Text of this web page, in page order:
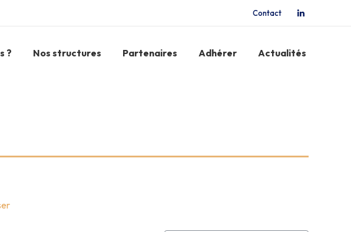
Contact
LinkedIn
? Nos structures Partenaires Adhérer Actualités